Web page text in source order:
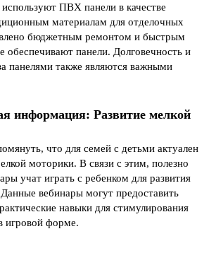
ПВХ панели в качестве
материалам для отделочных
бюджетным ремонтом и быстрым
обеспечивают панели. Долговечность и
панелями также являются важными
информация: Развитие мелкой
что для семей с детьми актуален
моторики. В связи с этим, полезно
учат играть с ребенком для развития
вебинары могут предоставить
навыки для стимулирования
игровой форме.